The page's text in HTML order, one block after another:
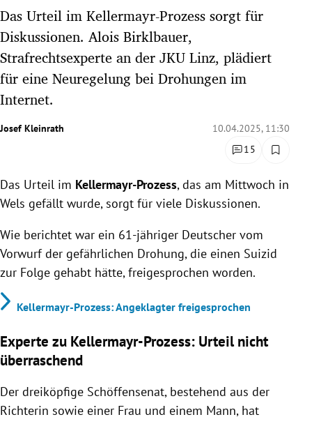
Untermenü
Untermenü
Untermenü
Untermenü
Das Urteil im Kellermayr-Prozess sorgt für
Diskussionen. Alois Birklbauer,
Strafrechtsexperte an der JKU Linz, plädiert
für eine Neuregelung bei Drohungen im
Internet.
Josef Kleinrath
10.04.2025, 11:30
15
Das Urteil im Kellermayr-Prozess, das am Mittwoch in
Wels gefällt wurde, sorgt für viele Diskussionen.
Wie berichtet war ein 61-jähriger Deutscher vom
Vorwurf der gefährlichen Drohung, die einen Suizid
zur Folge gehabt hätte, freigesprochen worden.
Kellermayr-Prozess: Angeklagter freigesprochen
Experte zu Kellermayr-Prozess: Urteil nicht
überraschend
Der dreiköpfige Schöffensenat, bestehend aus der
Richterin sowie einer Frau und einem Mann, hat